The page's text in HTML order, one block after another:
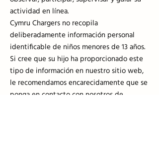
actividad en línea.
Cymru Chargers no recopila
deliberadamente información personal
identificable de niños menores de 13 años.
Si cree que su hijo ha proporcionado este
tipo de información en nuestro sitio web,
le recomendamos encarecidamente que se
ponga en contacto con nosotros de